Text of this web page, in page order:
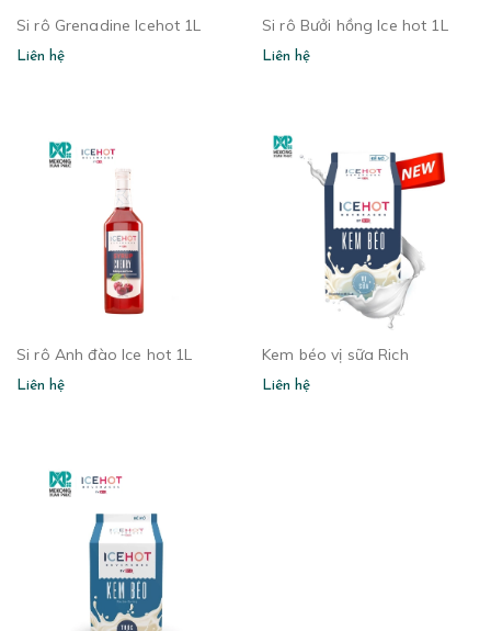
Si rô Grenadine Icehot 1L
Liên hệ
Si rô Bưởi hồng Ice hot 1L
Liên hệ
Si rô Anh đào Ice hot 1L
Liên hệ
Kem béo vị sữa Rich
Liên hệ